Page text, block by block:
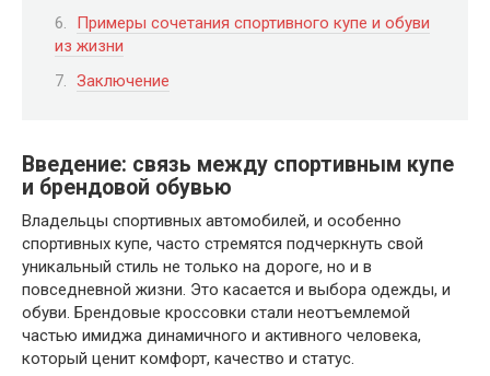
Примеры сочетания спортивного купе и обуви
из жизни
Заключение
Введение: связь между спортивным купе
и брендовой обувью
Владельцы спортивных автомобилей, и особенно
спортивных купе, часто стремятся подчеркнуть свой
уникальный стиль не только на дороге, но и в
повседневной жизни. Это касается и выбора одежды, и
обуви. Брендовые кроссовки стали неотъемлемой
частью имиджа динамичного и активного человека,
который ценит комфорт, качество и статус.